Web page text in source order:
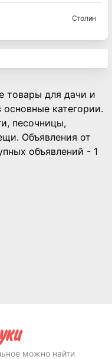
Столин
товары для дачи и
категории.
песочницы,
Объявления от
объявлений - 1
можно найти